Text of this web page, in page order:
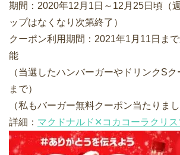
期間：2020年12月1日～12月25日頃（
ップはなくなり次第終了）
クーポン利用期間：2021年1月11日ま
能
（当選したハンバーガーやドリンクS
まで）
（私もバーガー無料クーポン当たりまし
詳細： マクドナルド✕コカコーラクリ